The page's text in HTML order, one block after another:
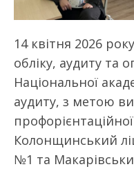
14 квітня 2026
обліку, аудиту та
Національної
аудиту, з метою
Колонщинський
№1 та